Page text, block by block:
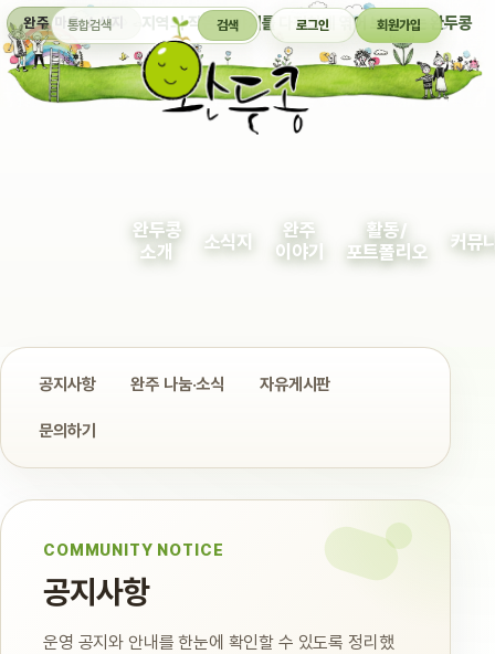
완주 마을 소식지 지역의 작은 이야기를 다정하게 엮어 보여주는 완두콩
통합검색 검색 로그인 회원가입
완두콩
소개
소식지
완주
이야기
활동/
포트폴리오
커뮤
공지사항 완주 나눔·소식 자유게시판
문의하기
COMMUNITY NOTICE
공지사항
운영 공지와 안내를 한눈에 확인할 수 있도록 정리했